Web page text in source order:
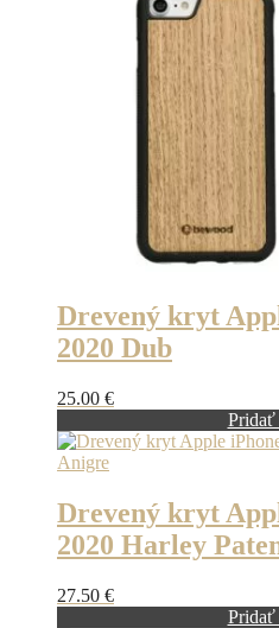
Drevený kryt
2020 Dub
25.00 €
Pridať
Drevený kryt
2020 Harley
27.50 €
Pridať